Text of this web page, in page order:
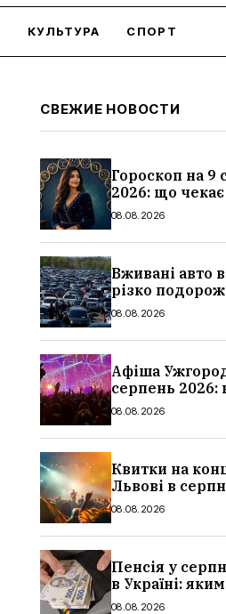
КУЛЬТУРА СПОРТ
СВЕЖИЕ НОВОСТИ
Гороскоп на 9
2026: що чекає
знаки зодіаку
08.08.2026
Вживані авто в
різко
причини, які
08.08.2026
Афіша
серпень 2026:
дати та ціни
08.08.2026
Квитки на
Львові в
дати, ціни та
08.08.2026
Пенсія у
в Україні:
мінімальні та
08.08.2026